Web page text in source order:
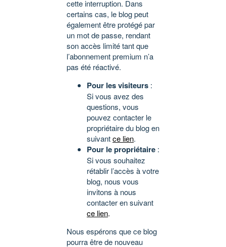
cette interruption. Dans
certains cas, le blog peut
également être protégé par
un mot de passe, rendant
son accès limité tant que
l’abonnement premium n’a
pas été réactivé.
Pour les visiteurs :
Si vous avez des
questions, vous
pouvez contacter le
propriétaire du blog en
suivantce lien.
Pour le propriétaire :
Si vous souhaitez
rétablir l’accès à votre
blog, nous vous
invitons à nous
contacter en suivant
ce lien.
Nous espérons que ce blog
pourra être de nouveau